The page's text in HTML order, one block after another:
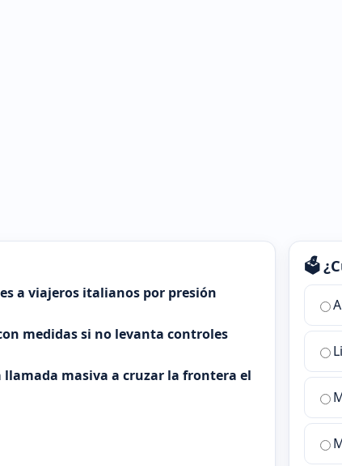
a viajeros italianos por presión
medidas si no levanta controles
llamada masiva a cruzar la frontera el
🗳️
¿Cuál
la
mejor
sala
chat